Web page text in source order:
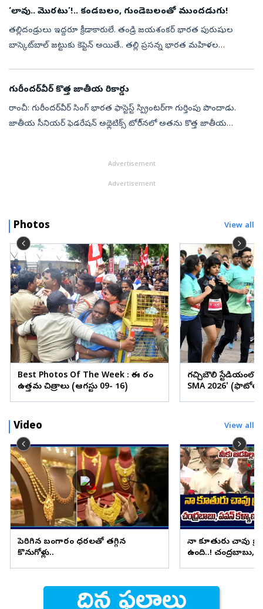
‘లావు.. మొరటు’!.. కండబలం, గుండెబలంతో ముందడుగు!
తల్లిదండ్రులు ఇద్దరూ క్రీడాకారులే. తండ్రి జయశంకర్‌ భారత పురుషుల
బాస్కెట్‌బాల్‌ జట్టుకు కెప్టెన్‌ అయితే.. తల్లి ప్రసన్న భారత మహిళల
గురీందర్‌వీర్‌ కొత్త జాతీయ రికార్డు
రాంచీ: గురీందర్‌వీర్‌ సింగ్‌ భారత ఫాస్టెస్ట్‌ స్ప్రింటర్‌గా గుర్తింపు పొందాడు.
జాతీయ సీనియర్‌ ఫెడరేషన్‌ అథ్లెటిక్స్‌ టోరీ్నలో అతను కొత్త జాతీయ
Advertisement
Advertisement
Photos View all
Best Photos Of The Week : ఈ వారం
ఉత్తమ చిత్రాలు (ఆగస్టు 09- 16)
గచ్చిబౌలి స్టేడియంలో
SMA 2026'
Video View all
పెరిగిన బంగారం ధరలతో తగ్గిన
కొనుగోళ్లు..
నా కూతురు చావు
ఉంది..! చంద్రబాబు,